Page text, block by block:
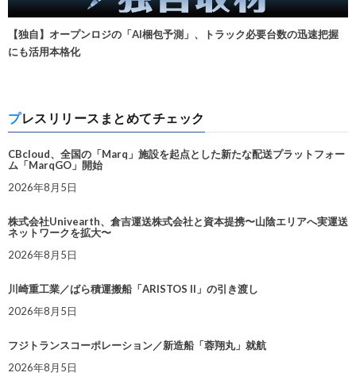
【独自】オープンロジの「AI梱包予測」、トラック必要台数の迅速把握
にも活用本格化
プレスリリースまとめてチェック
CBcloud、全国の「Marq」施設を起点とした新たな配送プラットフォー
ム「MarqGO」開始
2026年8月5日
株式会社Univearth、倉吉運送株式会社と資本提携〜山陰エリアへ実運送
ネットワークを拡大〜
2026年8月5日
川崎重工業／ばら積運搬船「ARISTOS II」の引き渡し
2026年8月5日
フジトランスコーポレーション／新造船「蓉翔丸」就航
2026年8月5日